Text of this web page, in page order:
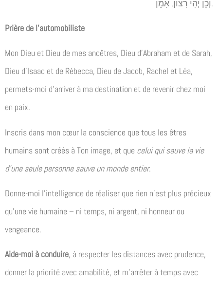
וְכֵן יְהִי רָצוֹן, אָמֵן.
Prière de l’automobiliste
Mon Dieu et Dieu de mes ancêtres, Dieu d’Abraham et de Sarah,
Dieu d’Isaac et de Rébecca, Dieu de Jacob, Rachel et Léa,
permets-moi d’arriver à ma destination et de revenir chez moi
en paix.
Inscris dans mon cœur la conscience que tous les êtres
humains sont créés à Ton image, et que celui qui sauve la vie
d’une seule personne sauve un monde entier.
Donne-moi l’intelligence de réaliser que rien n’est plus précieux
qu’une vie humaine – ni temps, ni argent, ni honneur ou
vengeance.
Aide-moi à conduire, à respecter les distances avec prudence,
donner la priorité avec amabilité, et m’arrêter à temps avec